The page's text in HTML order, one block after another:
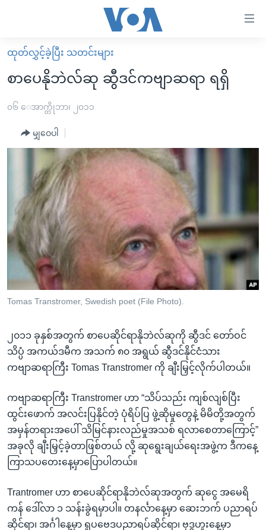
လွယ်ကူ
စေ
များ
အကြောင်းအရာ
ကျော်
ကြည့်
ရန်
ပင်မ
စာမျက်နှာ
ကျော်
ကြည့်
ရန်
ရန်
နေရာ
သို့
ကျော်
ရန်
မူလစာမျက်နှာ
မြန်မာ
ကမ္ဘာ့သတင်းများ
နိုင်ငံတကာ
အမေရိကန်
တရုတ်
အစ္စရေး-ပါလက်စတိုင်း
သတင်းလွတ်လပ်ခွင့်
ရပ်ဝန်းတခု လမ်းတခု အလွန်
အင်္ဂလိပ်စာလေ့လာမယ်
အမေရိကန်သုံးအီဒီယံ
မကြေးမုံရဲ့ အင်္ဂလိပ်စာ
ရုပ်ရှင်ထဲက အင်္ဂလိပ်စာ
သုတပဒေသာ အင်္ဂလိပ်စာ
အပတ်စဉ်ကဏ္ဍများ
ရေဒီယို
တီဗွီ
ရေဒီယိုနှင့်ရုပ်သံ အချက်အလက်များ
ရေဒီယို/တီဗွီအစီအစဉ်
Learning English
ဘာသာစကားများ
ထုတ်လွှင့်ခဲ့ပြီး သတင်းများ
စာပေနိုဘဲလ်ဆု ဆွီဒင်ကဗျာဆရာ ရရှိ
၀၆ ေအာက္တိုဘာ၊ ၂၀၁၁
မျှဝေပါ
Tomas Transtromer, Swedish poet (File Photo).
၂၀၁၁ ခုနှစ်အတွက် စာပေဆိုင်ရာနိုဘဲလ်ဆုကို ဆွီဒင် တော်ဝင်
သိပ္ပံ အကယ်ဒမီက အသက် ၈၀ အရွယ် ဆွီဒင်နိုင်ငံသား
ကဗျာဆရာကြီး Tomas Transtromer ကို ချီးမြှင့်လိုက်ပါတယ်။
ကဗျာဆရာကြီး Transtromer ဟာ “သိပ်သည်း ကျစ်လျစ်ပြီး
ထွင်းဖောက် အလင်းပြနိုင်တဲ့ ပုံရိပ်ပြ ဖွဲ့ဆိုမှုတွေနဲ့ မိမိတို့အတွက်
အမှန်တရားအပေါ် သိမြင်နားလည်မှုအသစ် ရလာစေတာကြောင့်”
အခုလို ချီးမြှင့်ခဲ့တာဖြစ်တယ် လို့ ဆုရွေးချယ်ရေးအဖွဲ့က ဒီကနေ့
ကြာသပတေးနေ့မှာပြောပါတယ်။
Trantromer ဟာ စာပေဆိုင်ရာနိုဘဲလ်ဆုအတွက် ဆုငွေ အမေရိ
ကန် ဒေါ်လာ ၁ သန်းခွဲရမှာပါ။ တနင်္လာနေ့မှာ ဆေးဘက် ပညာရပ်
ဆိုင်ရာ၊ အင်္ဂါနေ့မှာ ရူပဗေဒပညာရပ်ဆိုင်ရာ၊ ဗုဒ္ဓဟူးနေ့မှာ